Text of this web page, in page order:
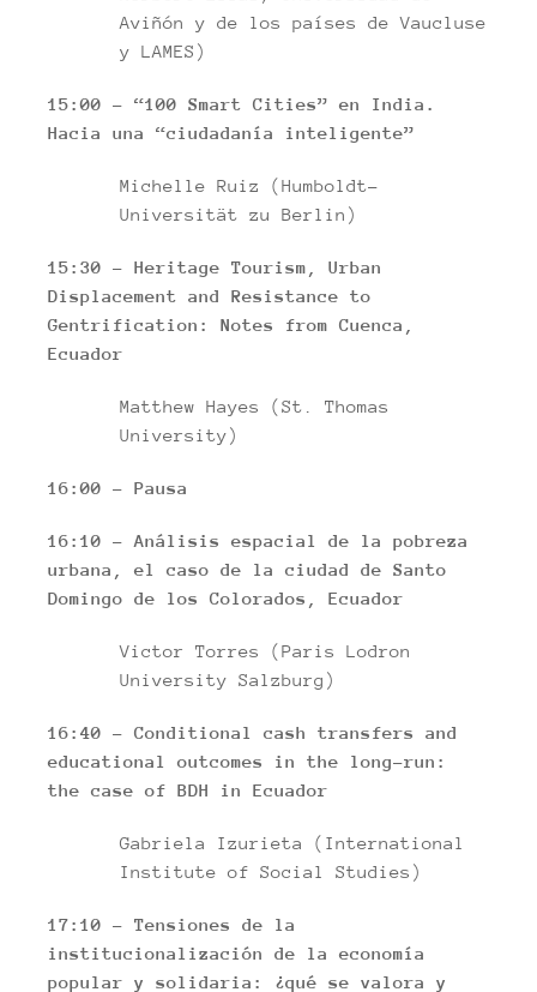
Aviñón y de los países de Vaucluse
y LAMES)
15:00 – “100 Smart Cities” en India.
Hacia una “ciudadanía inteligente”
Michelle Ruiz (Humboldt-
Universität zu Berlin)
15:30 – Heritage Tourism, Urban
Displacement and Resistance to
Gentrification: Notes from Cuenca,
Ecuador
Matthew Hayes (St. Thomas
University)
16:00 – Pausa
16:10 – Análisis espacial de la pobreza
urbana, el caso de la ciudad de Santo
Domingo de los Colorados, Ecuador
Victor Torres (Paris Lodron
University Salzburg)
16:40 – Conditional cash transfers and
educational outcomes in the long-run:
the case of BDH
in Ecuador
Gabriela Izurieta (International
Institute of Social Studies)
17:10 – Tensiones de la
institucionalización de la economía
popular y solidaria: ¿qué se valora y